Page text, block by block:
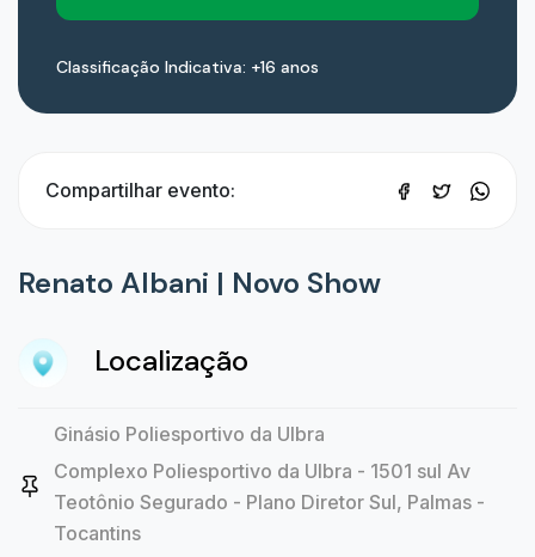
Renato Albani | Novo Show
Localização
Ginásio Poliesportivo da Ulbra
Complexo Poliesportivo da Ulbra - 1501 sul Av
Teotônio Segurado - Plano Diretor Sul, Palmas -
Tocantins
Classificação Indicativa: +16 anos
Compartilhar evento: